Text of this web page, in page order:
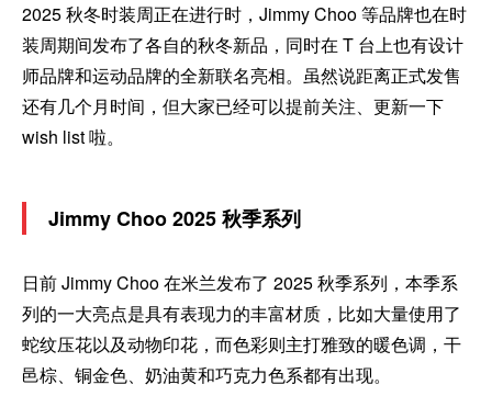
2025 秋冬时装周正在进行时，Jimmy Choo 等品牌也在时
装周期间发布了各自的秋冬新品，同时在 T 台上也有设计
师品牌和运动品牌的全新联名亮相。虽然说距离正式发售
还有几个月时间，但大家已经可以提前关注、更新一下
wish list 啦。
Jimmy Choo 2025 秋季系列
日前 Jimmy Choo 在米兰发布了 2025 秋季系列，本季系
列的一大亮点是具有表现力的丰富材质，比如大量使用了
蛇纹压花以及动物印花，而色彩则主打雅致的暖色调，干
邑棕、铜金色、奶油黄和巧克力色系都有出现。